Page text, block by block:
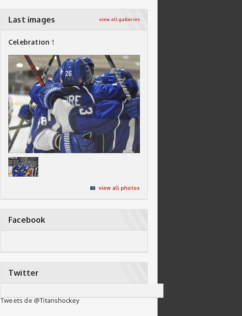
Last images view all galleries
Celebration !
view all photos
Facebook
Twitter
Tweets de @Titanshockey